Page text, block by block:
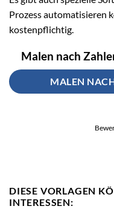
Prozess automatisieren
kostenpflichtig.
Malen nach
MALEN
DIESE VORLAGEN
INTERESSEN: